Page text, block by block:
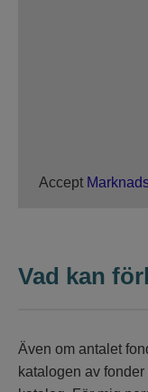
Accept
Vad kan
Även om antalet
katalogen av